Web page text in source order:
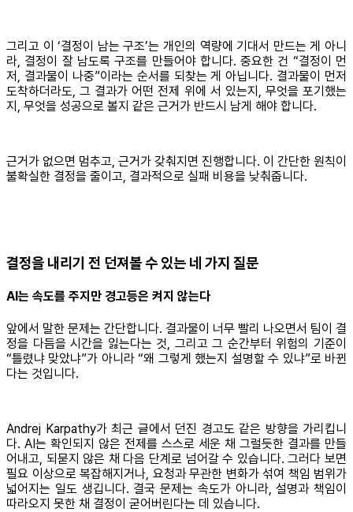
그리고 이 ‘결정이 남는 구조’는 개인의 역량에 기대서 만드는 게 아니
라, 결정이 잘 남도록 구조를 만들어야 합니다. 중요한 건 “결정이 먼
저, 결과물이 나중”이라는 순서를 되찾는 게 아닙니다. 결과물이 먼저
도착하더라도, 그 결과가 어떤 전제 위에 서 있는지, 무엇을 포기했는
지, 무엇을 성공으로 볼지 같은 근거가 반드시 남게 해야 합니다.
근거가 없으면 멈추고, 근거가 갖춰지면 진행합니다. 이 간단한 원칙이
불확실한 결정을 줄이고, 결과적으로 실패 비용을 낮춰줍니다.
결정을 내리기 전 던져볼 수 있는 네 가지 질문
AI는 속도를 주지만 경고등은 켜지 않는다
앞에서 말한 문제는 간단합니다. 결과물이 너무 빨리 나오면서 팀이 결
정을 다듬을 시간을 잃는다는 것, 그리고 그 순간부터 위험의 기준이
“틀렸냐 맞았냐”가 아니라 “왜 그렇게 했는지 설명할 수 있냐”로 바뀐
다는 것입니다.
Andrej Karpathy가 최근 글에서 던진 경고도 같은 방향을 가리킵니
다. AI는 확인되지 않은 전제를 스스로 세운 채 그럴듯한 결과를 만들
어내고, 되묻지 않은 채 다음 단계로 넘어갈 수 있습니다. 그러다 보면
필요 이상으로 복잡해지거나, 요청과 무관한 변화가 섞여 책임 범위가
넓어지는 일도 생깁니다. 결국 문제는 속도가 아니라, 설명과 책임이
따라오지 못한 채 결정이 굳어버린다는 데 있습니다.